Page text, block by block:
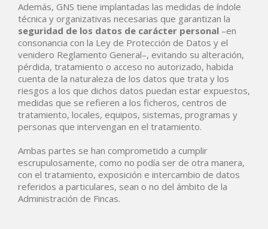
Además, GNS tiene implantadas las medidas de índole
técnica y organizativas necesarias que garantizan la
seguridad de los datos de carácter personal –en
consonancia con la Ley de Protección de Datos y el
venidero Reglamento General–, evitando su alteración,
pérdida, tratamiento o acceso no autorizado, habida
cuenta de la naturaleza de los datos que trata y los
riesgos a los que dichos datos puedan estar expuestos,
medidas que se refieren a los ficheros, centros de
tratamiento, locales, equipos, sistemas, programas y
personas que intervengan en el tratamiento.
Ambas partes se han comprometido a cumplir
escrupulosamente, como no podía ser de otra manera,
con el tratamiento, exposición e intercambio de datos
referidos a particulares, sean o no del ámbito de la
Administración de Fincas.